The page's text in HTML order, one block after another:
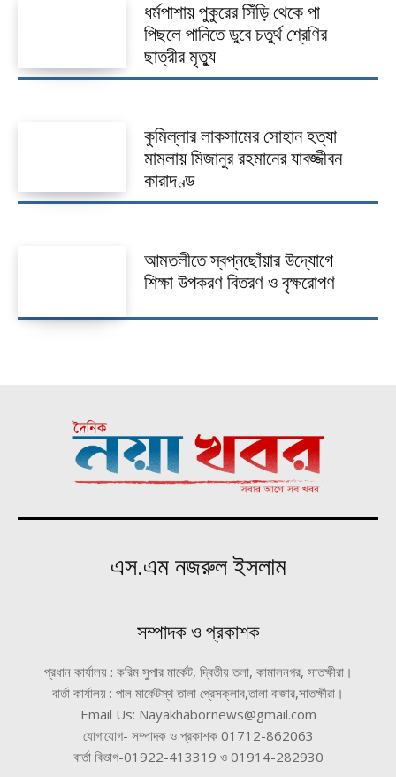
ধর্মপাশায় পুকুরের সিঁড়ি থেকে পা
পিছলে পানিতে ডুবে চতুর্থ শ্রেণির
ছাত্রীর মৃত্যু
কুমিল্লার লাকসামের সোহান হত্যা
মামলায় মিজানুর রহমানের যাবজ্জীবন
কারাদণ্ড
আমতলীতে স্বপ্নছোঁয়ার উদ্যোগে
শিক্ষা উপকরণ বিতরণ ও বৃক্ষরোপণ
এস.এম নজরুল ইসলাম
সম্পাদক ও প্রকাশক
প্রধান কার্যালয় : করিম সুপার মার্কেট, দ্বিতীয় তলা, কামালনগর, সাতক্ষীরা।
বার্তা কার্যালয় : পাল মার্কেটস্থ তালা প্রেসক্লাব,তালা বাজার,সাতক্ষীরা।
Email Us: Nayakhabornews@gmail.com
যোগাযোগ- সম্পাদক ও প্রকাশক 01712-862063
বার্তা বিভাগ-01922-413319 ও 01914-282930